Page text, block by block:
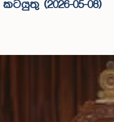
(2026-05-08)